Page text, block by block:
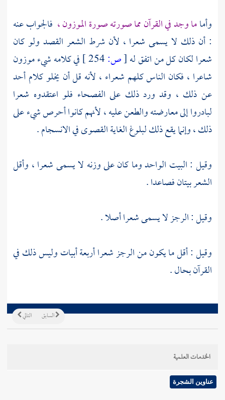
وأماما وجد في القرآن مما صورته صورة الموزون ، فالجواب عنه
: أن ذلك لا يسمى شعرا ، لأن شرط الشعر القصد ولو كان
شعرا لكان كل من اتفق له[ص:
في كلامه شيء موزون
شاعرا ، فكان الناس كلهم شعراء ، لأنه قل أن يخلو كلام أحد
عن ذلك ، وقد ورد ذلك على الفصحاء فلو اعتقدوه شعرا
لبادروا إلى معارضته والطعن عليه ، لأنهم كانوا أحرص شيء على
ذلك ، وإنما يقع ذلك لبلوغ الغاية القصوى في الانسجام .
وقيل : البيت الواحد وما كان على وزنه لا يسمى شعرا ، وأقل
الشعر بيتان فصاعدا .
وقيل : الرجز لا يسمى شعرا أصلا .
وقيل : أقل ما يكون من الرجز شعرا أربعة أبيات وليس ذلك في
القرآن بحال .
التالي السابق
الخدمات العلمية
عناوين الشجرة